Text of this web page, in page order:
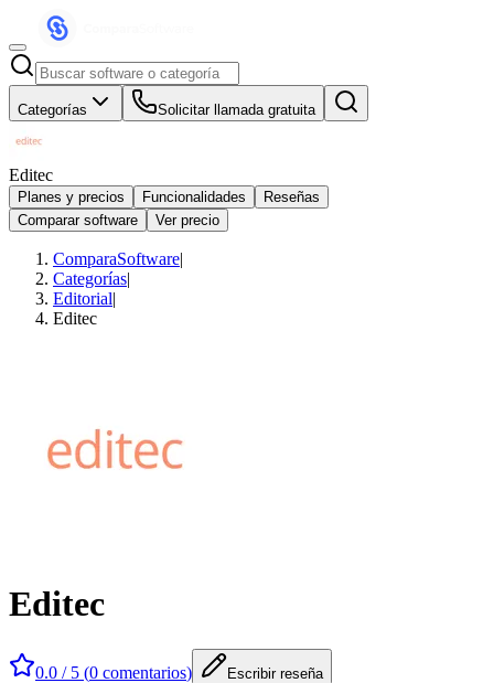
Categorías Solicitar llamada gratuita
Editec
Planes y precios Funcionalidades
Reseñas
Comparar software
Ver precio
ComparaSoftware|
Categorías|
Editorial|
Editec
Editec
0.0 / 5 (0 comentarios)
Escribir reseña